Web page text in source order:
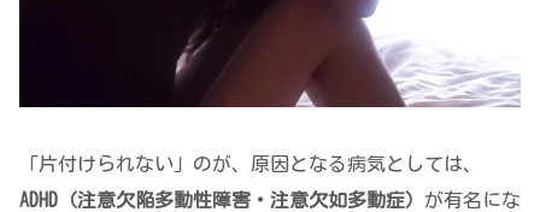
「片付けられない」のが、原因となる病気としては、
ADHD（注意欠陥多動性障害・注意欠如多動症） が有名にな